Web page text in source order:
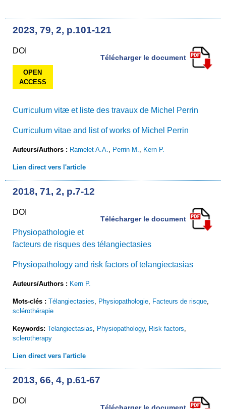
2023, 79, 2, p.101-121
DOI
Télécharger le document
OPEN
ACCESS
Curriculum vitæ et liste des travaux de Michel Perrin
Curriculum vitae and list of works of Michel Perrin
Auteurs/Authors : Ramelet A.A. Perrin M. Kern P.
Lien direct vers l'article
2018, 71, 2, p.7-12
DOI
Télécharger le document
Physiopathologie et
facteurs de risques des télangiectasies
Physiopathology and risk factors of telangiectasias
Auteurs/Authors : Kern P.
Mots-clés : Télangiectasies Physiopathologie Facteurs de risque
sclérothérapie
Keywords: Telangiectasias Physiopathology, Risk factors
sclerotherapy
Lien direct vers l'article
2013, 66, 4, p.61-67
DOI
Télécharger le document